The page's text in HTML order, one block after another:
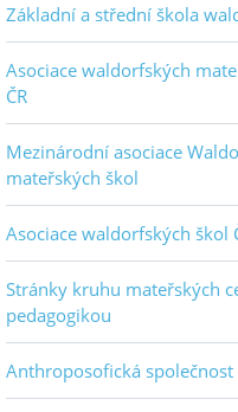
Základní a střední škola
Asociace waldorfských
ČR
Mezinárodní asociace
mateřských škol
Asociace waldorfských škol
Stránky kruhu mateřských
pedagogikou
Anthroposofická společnost